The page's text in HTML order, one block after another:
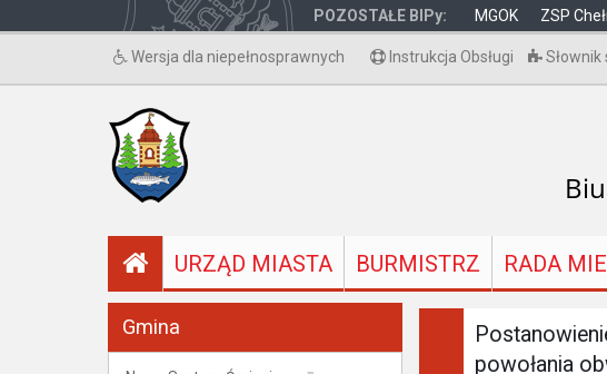
POZOSTAŁE BIPy: MGOK ZSP
Wersja dla niepełnosprawnych Instrukcja Obsługi
URZĄD MIASTA BURMISTRZ RADA
Gmina
powołania